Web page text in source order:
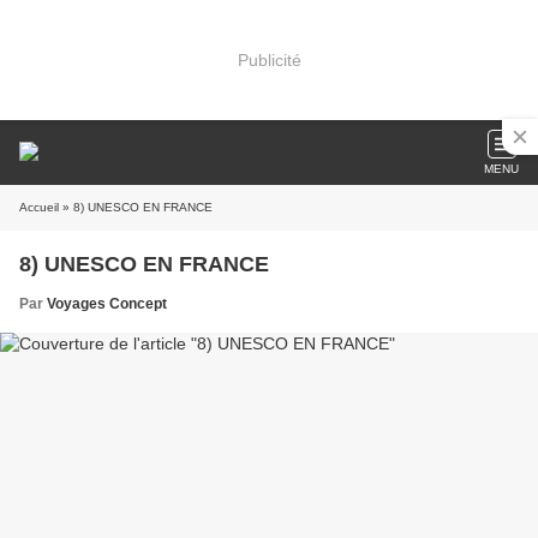
Publicité
MENU
Accueil » 8) UNESCO EN FRANCE
8) UNESCO EN FRANCE
Par Voyages Concept